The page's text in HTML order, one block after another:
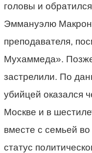
головы и
Эммануэлю
преподавателя,
Мухаммеда».
застрелили. По
убийцей оказался
Москве и в
вместе с семьей
статус